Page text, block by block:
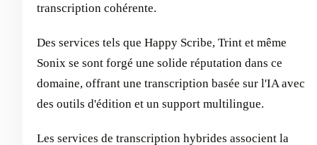
transcription cohérente.
Des services tels que Happy Scribe, Trint et même
Sonix se sont forgé une solide réputation dans ce
domaine, offrant une transcription basée sur l'IA avec
des outils d'édition et un support multilingue.
Les services de transcription hybrides associent la